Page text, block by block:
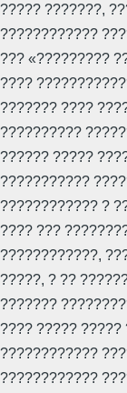
????? ???????,
????????????
??? «?????????
????
??????? ????
??????????
?????? ?????
???????????
???????????? ?
???? ???
????????????,
?????, ? ??
???????
???? ????? ?????
????????????
????????????